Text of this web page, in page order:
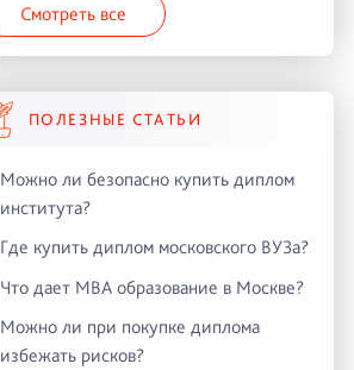
Смотреть все
ПОЛЕЗНЫЕ СТАТЬИ
Можно ли безопасно купить диплом
института?
Где купить диплом московского ВУЗа?
Что дает MBA образование в Москве?
Можно ли при покупке диплома
избежать рисков?